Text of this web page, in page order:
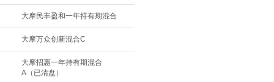
大摩民丰盈和一年持有期混合
大摩万众创新混合C
大摩招惠一年持有期混合
A（已清盘）